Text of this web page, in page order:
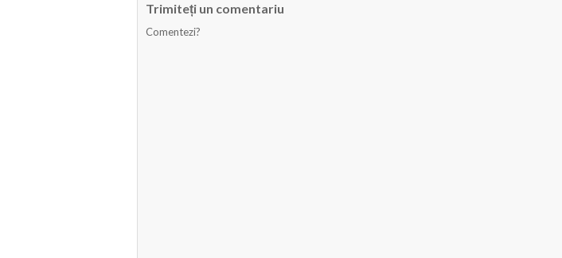
Trimiteți un comentariu
Comentezi?